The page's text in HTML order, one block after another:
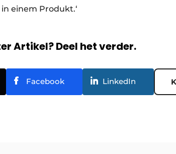
einem Produkt.‘
Artikel? Deel het verder.
Facebook LinkedIn